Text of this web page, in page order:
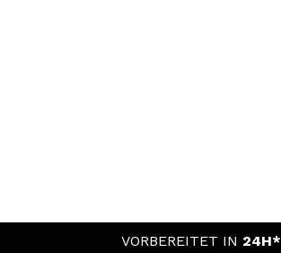
VORBEREITET IN 24H*